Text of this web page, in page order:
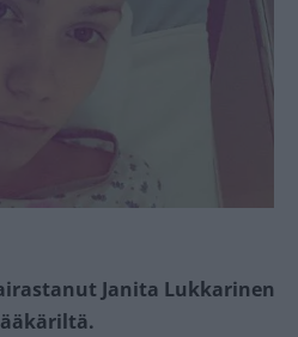
Janita Lukkarinen